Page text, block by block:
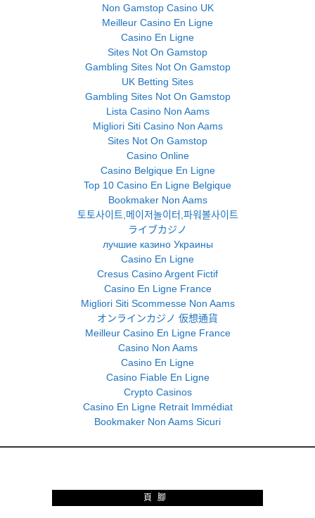
Non Gamstop Casino UK
Meilleur Casino En Ligne
Casino En Ligne
Sites Not On Gamstop
Gambling Sites Not On Gamstop
UK Betting Sites
Gambling Sites Not On Gamstop
Lista Casino Non Aams
Migliori Siti Casino Non Aams
Sites Not On Gamstop
Casino Online
Casino Belgique En Ligne
Top 10 Casino En Ligne Belgique
Bookmaker Non Aams
토토사이트,메이저놀이터,파워볼사이트
ライブカジノ
лучшие казино Украины
Casino En Ligne
Cresus Casino Argent Fictif
Casino En Ligne France
Migliori Siti Scommesse Non Aams
オンラインカジノ 仮想通貨
Meilleur Casino En Ligne France
Casino Non Aams
Casino En Ligne
Casino Fiable En Ligne
Crypto Casinos
Casino En Ligne Retrait Immédiat
Bookmaker Non Aams Sicuri
頁腳